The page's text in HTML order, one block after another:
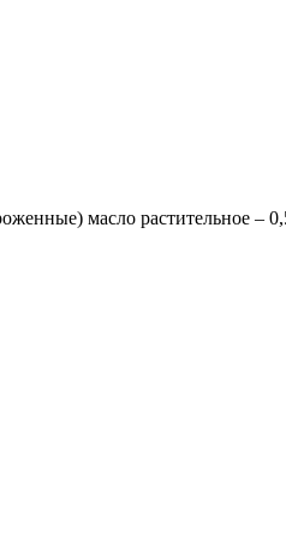
масло растительное –